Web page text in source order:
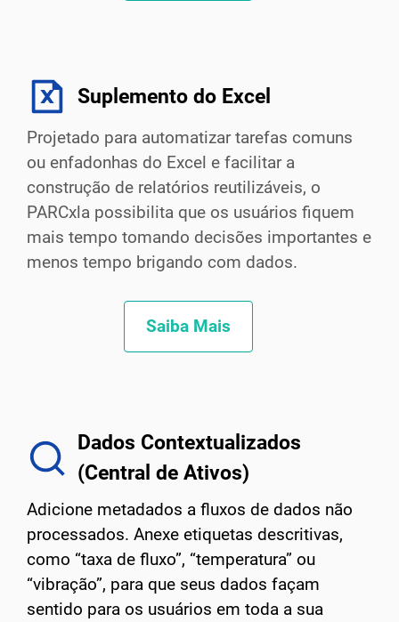
Suplemento do Excel
Projetado para automatizar tarefas comuns
ou enfadonhas do Excel e facilitar a
construção de relatórios reutilizáveis, o
PARCxla possibilita que os usuários fiquem
mais tempo tomando decisões importantes e
menos tempo brigando com dados.
Saiba Mais
Dados Contextualizados
(Central de Ativos)
Adicione metadados a fluxos de dados não
processados. Anexe etiquetas descritivas,
como “taxa de fluxo”, “temperatura” ou
“vibração”, para que seus dados façam
sentido para os usuários em toda a sua